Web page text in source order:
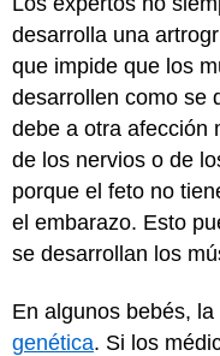
desarrolla una
que impide que los
desarrollen como se
debe a otra afección
de los nervios o de
porque el feto no
el embarazo. Esto
se desarrollan los
En algunos bebés,
genética. Si los